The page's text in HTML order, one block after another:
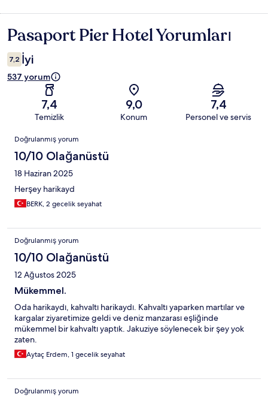
Yorumlar
Pasaport Pier Hotel Yorumları
7,2 İyi
537 yorum
7,4
Temizlik
9,0
Konum
7,4
Personel ve servis
Yorumlar
Doğrulanmış yorum
10/10 Olağanüstü
18 Haziran 2025
Herşey harikayd
BERK, 2 gecelik seyahat
Doğrulanmış yorum
10/10 Olağanüstü
12 Ağustos 2025
Mükemmel.
Oda harikaydı, kahvaltı harikaydı. Kahvaltı yaparken martılar ve
kargalar ziyaretimize geldi ve deniz manzarası eşliğinde
mükemmel bir kahvaltı yaptık. Jakuziye söylenecek bir şey yok
zaten.
Aytaç Erdem, 1 gecelik seyahat
Doğrulanmış yorum